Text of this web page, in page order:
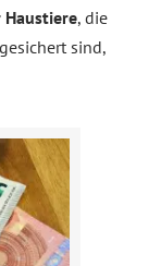
, die
sind,